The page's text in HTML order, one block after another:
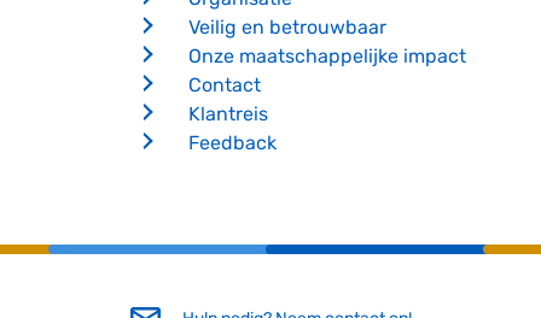
Veilig en betrouwbaar
Onze maatschappelijke impact
Contact
Klantreis
Feedback